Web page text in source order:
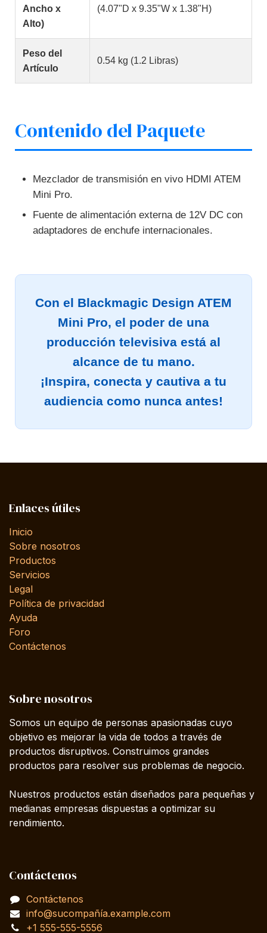
Ancho x
Alto)
(4.07"D x 9.35"W x 1.38"H)
Peso del
Artículo
0.54 kg (1.2 Libras)
Contenido del Paquete
Mezclador de transmisión en vivo HDMI ATEM
Mini Pro.
Fuente de alimentación externa de 12V DC con
adaptadores de enchufe internacionales.
Con el Blackmagic Design ATEM
Mini Pro, el poder de una
producción televisiva está al
alcance de tu mano.
¡Inspira, conecta y cautiva a tu
audiencia como nunca antes!
Enlaces útiles
Inicio
Sobre nosotros
Productos
Servicios
Legal
Política de privacidad
Ayuda
Foro
Contáctenos
Sobre nosotros
Somos un equipo de personas apasionadas cuyo
objetivo es mejorar la vida de todos a través de
productos disruptivos. Construimos grandes
productos para resolver sus problemas de negocio.
Nuestros productos están diseñados para pequeñas y
medianas empresas dispuestas a optimizar su
rendimiento.
Contáctenos
Contáctenos
info@sucompañía.example.com
+1 555-555-5556